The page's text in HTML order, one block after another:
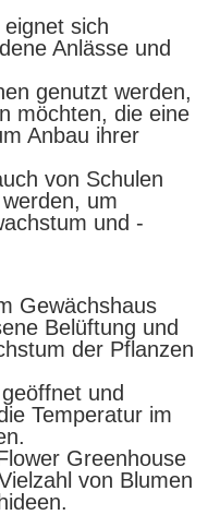
sich
Anlässe und
genutzt werden,
möchten, die eine
Anbau ihrer
von Schulen
um
und -
Gewächshaus
Belüftung und
der Pflanzen
und
Temperatur im
Greenhouse
von Blumen